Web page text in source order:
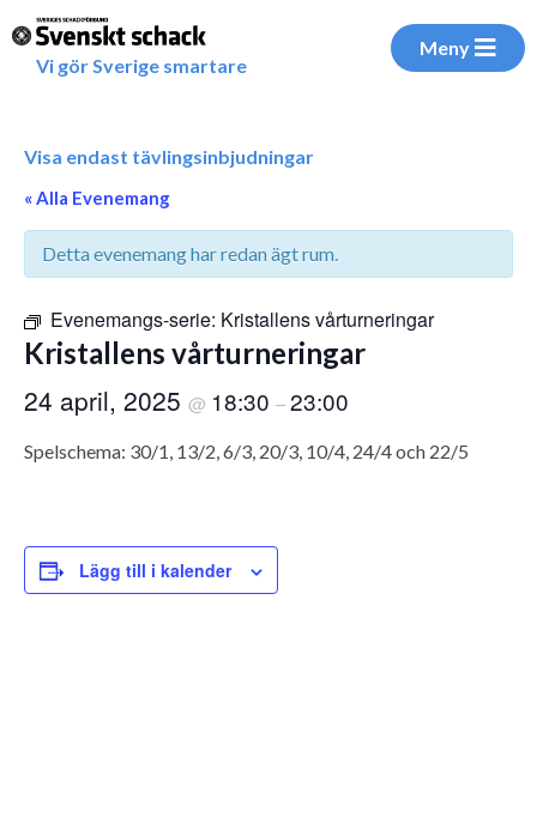
Vi gör Sverige smartare
Meny
Visa endast tävlingsinbjudningar
« Alla Evenemang
Detta evenemang har redan ägt rum.
Evenemangs-serie: Kristallens vårturneringar
Kristallens vårturneringar
24 april, 2025 @ 18:30 –23:00
Spelschema: 30/1, 13/2, 6/3, 20/3, 10/4, 24/4 och 22/5
Lägg till i kalender